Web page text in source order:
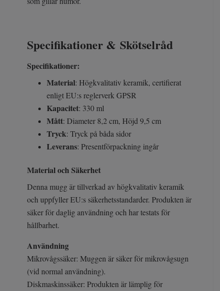
Specifikationer & Skötselråd
Specifikationer:
Material: Högkvalitativ keramik, certifierat
enligt EU:s reglerverk GPSR
Kapacitet: 330 ml
Mått: Diameter 8,2 cm, Höjd 9,5 cm
Tryck: Tryck på båda sidor
Leverans: Presentförpackning ingår
Material och Säkerhet
Denna mugg är tillverkad av högkvalitativ keramik
och uppfyller EU:s säkerhetsstandarder. Produkten är
säker för daglig användning och har testats för
hållbarhet.
Användning
Mikrovågssäker: Muggen är säker för mikrovågsugn
(vid normal användning).
Diskmaskinssäker: Produkten är lämplig för